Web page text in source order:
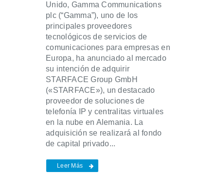
Unido, Gamma Communications
plc (“Gamma”), uno de los
principales proveedores
tecnológicos de servicios de
comunicaciones para empresas en
Europa, ha anunciado al mercado
su intención de adquirir
STARFACE Group GmbH
(«STARFACE»), un destacado
proveedor de soluciones de
telefonía IP y centralitas virtuales
en la nube en Alemania. La
adquisición se realizará al fondo
de capital privado...
Leer Más